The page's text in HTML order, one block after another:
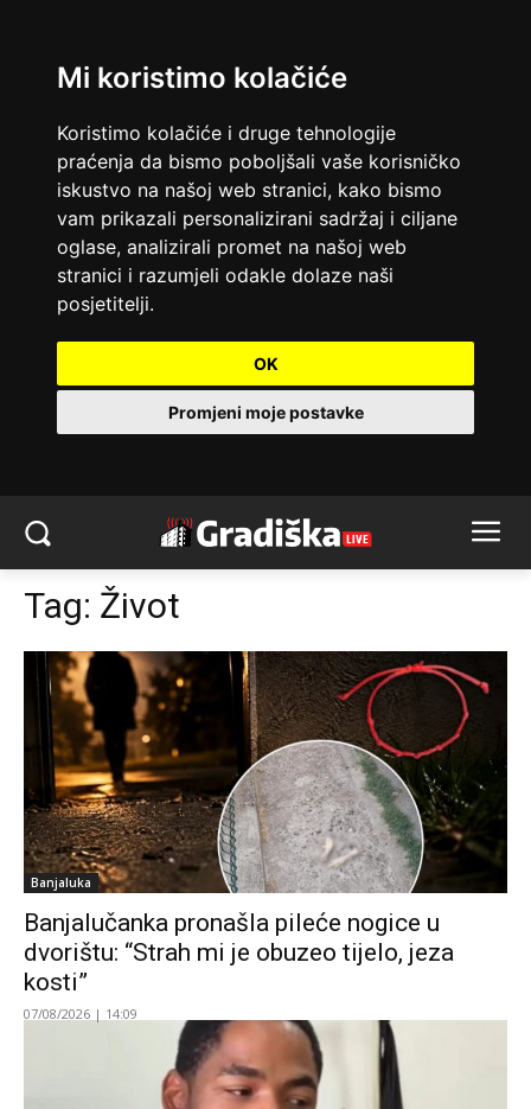
Mi koristimo kolačiće
Koristimo kolačiće i druge tehnologije
praćenja da bismo poboljšali vaše korisničko
iskustvo na našoj web stranici, kako bismo
vam prikazali personalizirani sadržaj i ciljane
oglase, analizirali promet na našoj web
stranici i razumjeli odakle dolaze naši
posjetitelji.
OK
Promjeni moje postavke
Tag: Život
Banjaluka
Banjalučanka pronašla pileće nogice u
dvorištu: “Strah mi je obuzeo tijelo, jeza
kosti”
07/08/2026 | 14:09